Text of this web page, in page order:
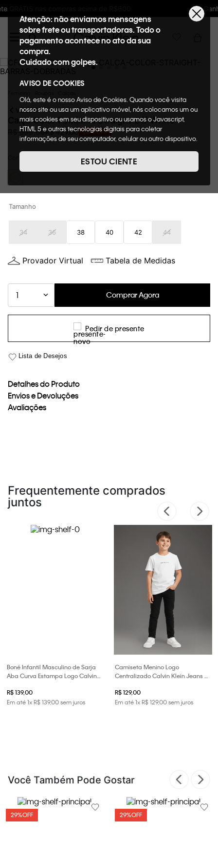
Ganhe 10% de GIFTBACK em todas as compras
Atenção: não enviamos mensagens
sobre frete ou transportadoras. Todo o
pagamento acontece no ato da sua
compra.
Cuidado com golpes.
AVISO DE COOKIES
Olá, este é o nosso Aviso de Cookies. Quando você visita
nosso site ou usa um aplicativo móvel, nós colocamos um ou
mais cookies em seu dispositivo ou usamos o Javascript,
HTML 5 e outras tecnologias digitais para coletar
informações de seu computador, celular ou outro dispositivo.
de cookies, informaremos quais cookies usaremos e quais
suas funções. A forma como processamos os dados
nosso Aviso de Privacidade. Quando você visita nosso site,
fornecer a você toda a funcionalidade do site, incluindo,
Cookies acesse o link.
ESTOU CIENTE
VOLTAR
Calça Color Feminina Straight Off White
599,00R$ 429 ,00 28%OFF
Tamanho
34 36 38 40 42 44
Provador Virtual Tabela de Medidas
1 Comprar Agora
Pedir de presente
Detalhes do Produto
Envios e Devoluções
Avaliações
Frequentemente comprados
juntos
Boné Infantil Masculino de Sarja
Aba Curva Estampa Logo Calvin
R$ 139,00
Em até1xR$139,00sem juros
Camiseta Menino Logo
Centralizado Calvin Klein Jeans -
R$ 129,00
Em até1xR$129,00sem juros
Você Também Pode Gostar
29%OFF 29%OFF